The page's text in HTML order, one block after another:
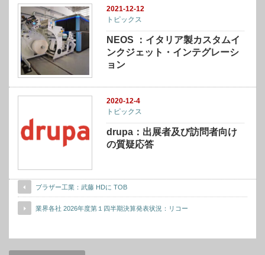
売上高はホンの僅か上方修正して、営業利益は据
え置いています。え？なんで？予算時の為替前提
ですか？本来なら（高市首相じゃないけど）円安
2021-12-12
トピックス
NEOS ：イタリア製カスタムイ
ンクジェット・インテグレーシ
ョン
2020-12-4
トピックス
drupa：出展者及び訪問者向け
の質疑応答
ブラザー工業：武藤 HDに TOB
業界各社 2026年度第１四半期決算発表状況：リコー